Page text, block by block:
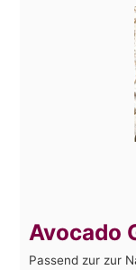
Avocado
Passend zur zur